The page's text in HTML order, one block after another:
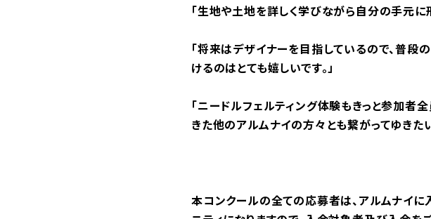
「生地や土地を詳しく学びながら自分の手元に
「将来はデザイナーを目指しているので、普
けるのはとても嬉しいです。」
「ニードルフェルティング体験もきっと参加者
きた他のアルムナイの方々とも繋がってゆきたい
本コンクールの全ての応募者は、アルムナイに